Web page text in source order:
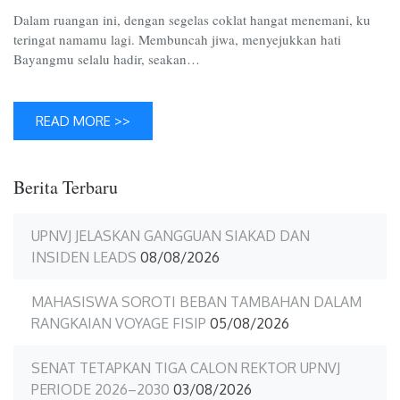
Dalam ruangan ini, dengan segelas coklat hangat menemani, ku
teringat namamu lagi. Membuncah jiwa, menyejukkan hati
Bayangmu selalu hadir, seakan…
READ MORE >>
Berita Terbaru
UPNVJ JELASKAN GANGGUAN SIAKAD DAN
INSIDEN LEADS 08/08/2026
MAHASISWA SOROTI BEBAN TAMBAHAN DALAM
RANGKAIAN VOYAGE FISIP 05/08/2026
SENAT TETAPKAN TIGA CALON REKTOR UPNVJ
PERIODE 2026–2030 03/08/2026